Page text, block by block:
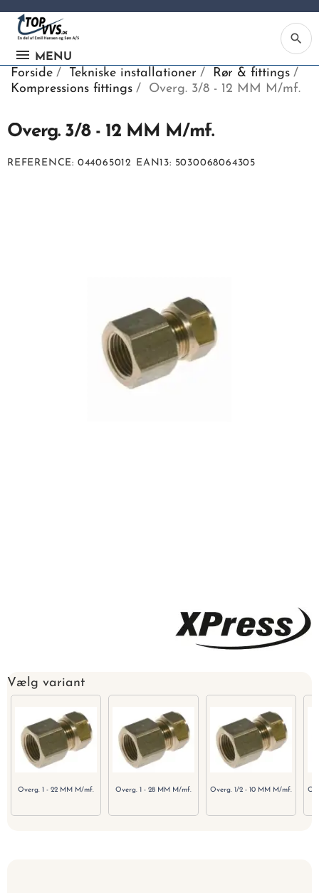
MENU
search
Forside Tekniske installationer
Rør & fittings
Kompressions fittings
Overg. 3/8 - 12 MM M/mf.
Overg. 3/8 - 12 MM M/mf.
REFERENCE 044065012 EAN13 5030068064305
Vælg variant
Overg. 1 - 22 MM M/mf. Overg. 1 - 28 MM M/mf. Overg. 1/2 - 10 MM M/mf.